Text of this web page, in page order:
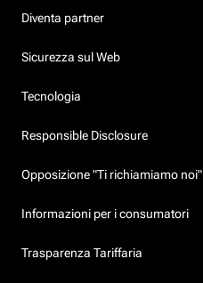
Diventa partner
Sicurezza sul Web
Tecnologia
Responsible Disclosure
Opposizione "Ti richiamiamo noi"
Informazioni per i consumatori
Trasparenza Tariffaria